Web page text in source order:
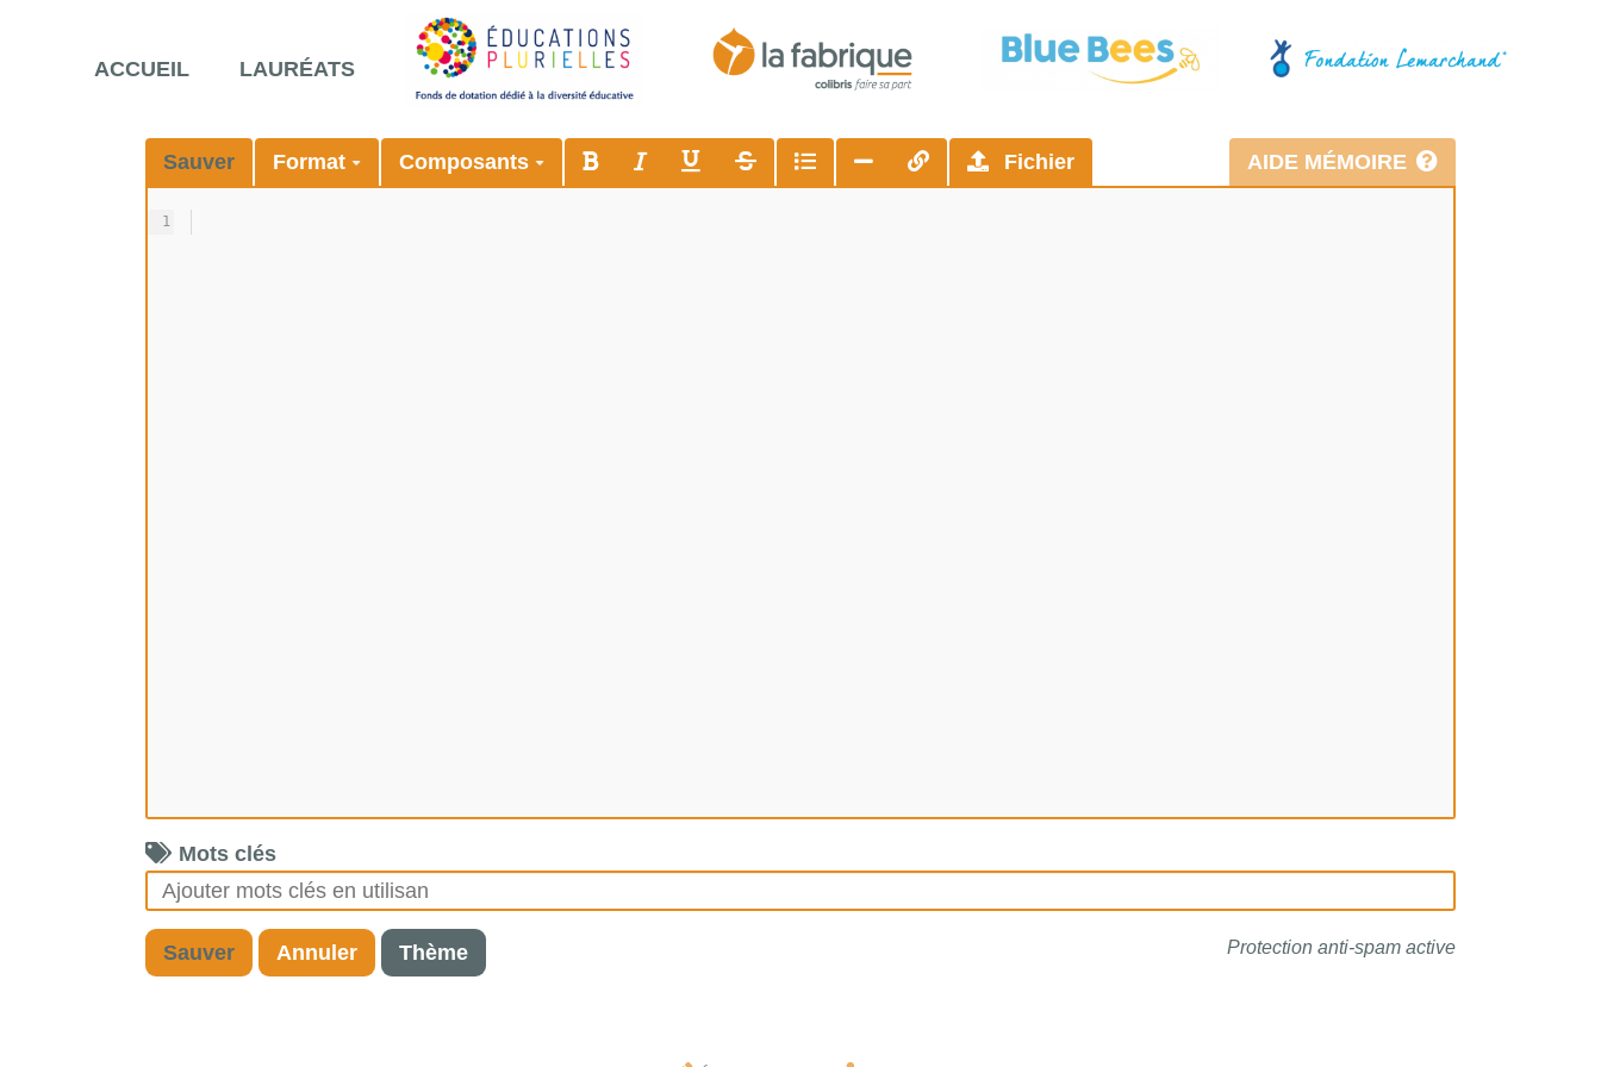
ACCUEIL LAURÉATS
Sauver Format Composants AIDE MÉMOIRE
Fichier
1
Mots clés
Sauver Annuler Thème Protection anti-spam active